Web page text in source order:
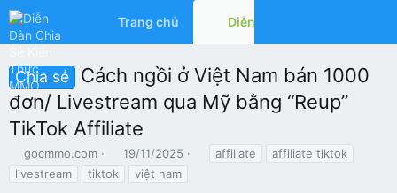
Trang chủ Diễn đàn
Chia sẻ
Cách ngồi ở Việt Nam bán 1000
đơn/ Livestream qua Mỹ bằng “Reup”
TikTok Affiliate
T
gocmmo.com
N
19/11/2025 affiliate
affiliate tiktok
livestream
tiktok việt nam